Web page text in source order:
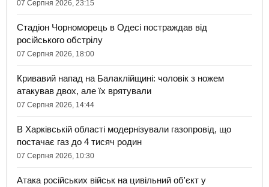
07 Серпня 2026, 23:15
Стадіон Чорноморець в Одесі постраждав від
російського обстрілу
07 Серпня 2026, 18:00
Кривавий напад на Балаклійщині: чоловік з ножем
атакував двох, але їх врятували
07 Серпня 2026, 14:44
В Харківській області модернізували газопровід, що
постачає газ до 4 тисяч родин
07 Серпня 2026, 10:30
Атака російських військ на цивільний об'єкт у